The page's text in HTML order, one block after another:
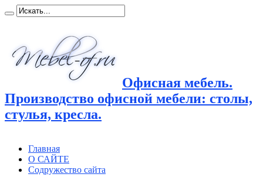
Офисная мебель.
Производство офисной мебели: столы,
стулья, кресла.
Главная
О САЙТЕ
Содружество сайта